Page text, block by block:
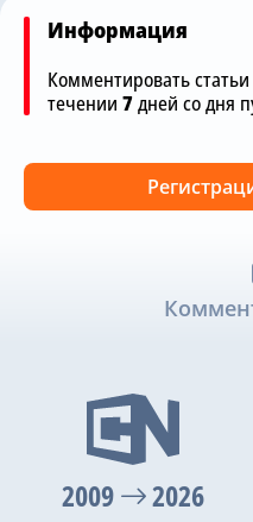
Информация
Комментировать
течении 7дней со дня
2009 2026